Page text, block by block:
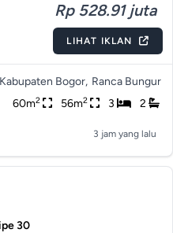
Rp 528.91 juta
LIHAT IKLAN
Kabupaten Bogor, Ranca Bungur
60m2 56m2 3 2
3 jam yang lalu
30